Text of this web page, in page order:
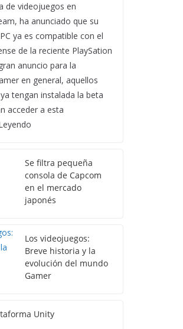
de videojuegos en
ha anunciado que su
ya es compatible con el
de la reciente PlaySation
anuncio para la
en general, aquellos
tengan instalada la beta
acceder a esta
Se filtra pequeña
consola de Capcom
en el mercado
japonés
Los videojuegos:
Breve historia y la
evolución del mundo
Gamer
Unity